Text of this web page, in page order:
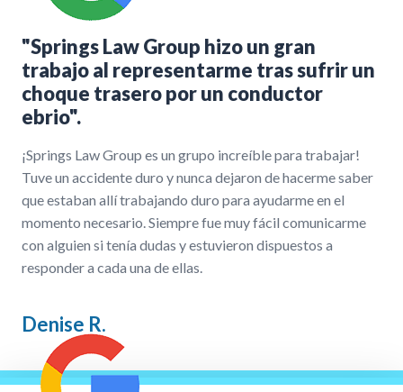
"Springs Law Group hizo un gran
trabajo al representarme tras sufrir un
choque trasero por un conductor
ebrio".
¡Springs Law Group es un grupo increíble para trabajar!
Tuve un accidente duro y nunca dejaron de hacerme saber
que estaban allí trabajando duro para ayudarme en el
momento necesario. Siempre fue muy fácil comunicarme
con alguien si tenía dudas y estuvieron dispuestos a
responder a cada una de ellas.
Denise R.